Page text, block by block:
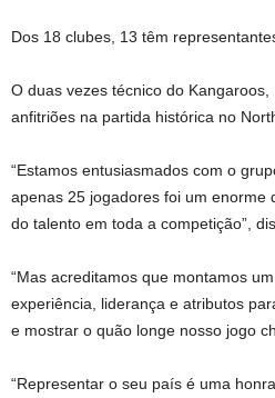
Dos 18 clubes, 13 têm
O duas vezes técnico do
anfitriões na partida histórica no
“Estamos entusiasmados com o
apenas 25 jogadores foi um enorme
do talento em toda a competição”,
“Mas acreditamos que montamos
experiência, liderança e atributos
e mostrar o quão longe nosso jogo
“Representar o seu país é uma